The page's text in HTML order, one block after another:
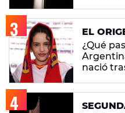
EL
¿Qué
nació